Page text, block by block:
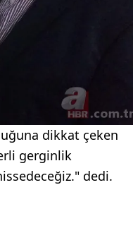
dikkat çeken
gerginlik
dedi.